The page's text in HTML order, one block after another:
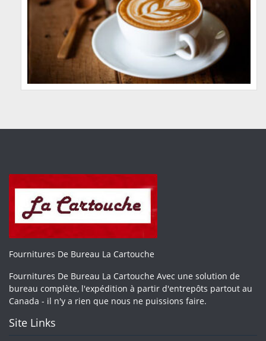
Fournitures De Bureau La Cartouche
Fournitures De Bureau La Cartouche Avec une solution de
bureau complète, l'expédition à partir d'entrepôts partout au
Canada - il n'y a rien que nous ne puissions faire.
Site Links